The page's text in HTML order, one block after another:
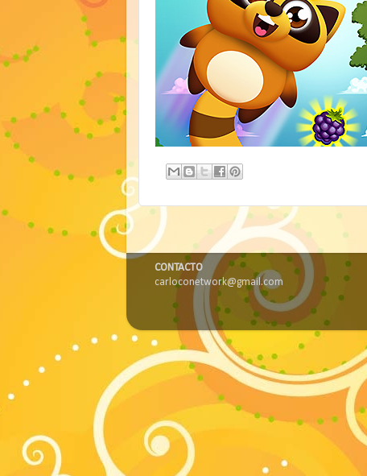
CONTACTO
carloconetwork@gmail.com